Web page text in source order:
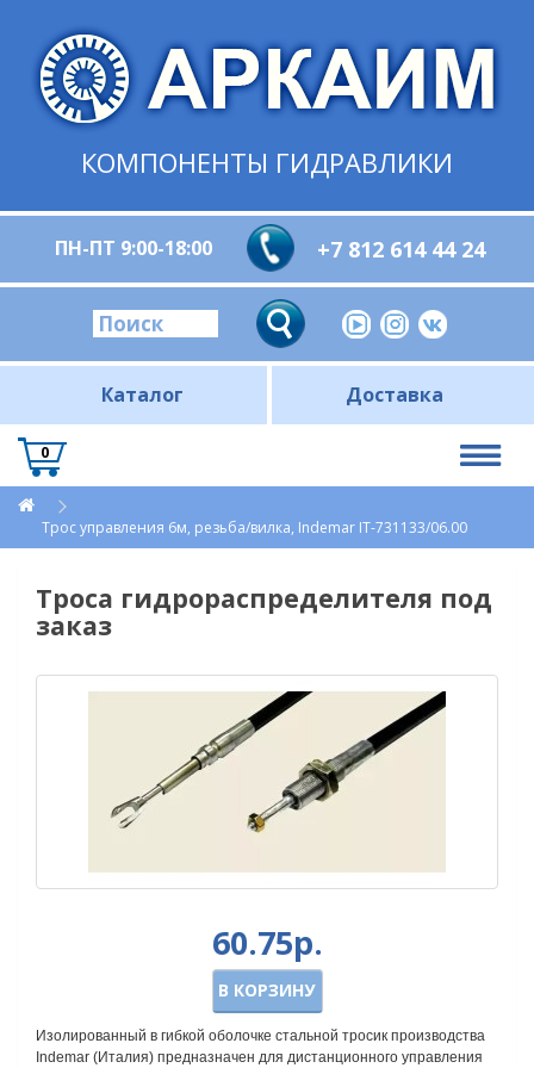
КОМПОНЕНТЫ ГИДРАВЛИКИ
ПН-ПТ 9:00-18:00 +7 812 614 44 24
Каталог Доставка
0
Трос управления 6м, резьба/вилка, Indemar IT-731133/06.00
Троса гидрораспределителя под
заказ
60.75р.
В КОРЗИНУ
Изолированный в гибкой оболочке стальной тросик производства
Indemar (Италия) предназначен для дистанционного управления